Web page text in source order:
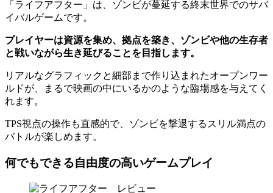
「ライフアフター」は、ゾンビが蔓延する終末世界でのサバ
イバルゲームです。
プレイヤーは資源を集め、拠点を築き、ゾンビや他の生存者
と戦いながら生き延びることを目指します。
リアルなグラフィックと細部まで作り込まれたオープンワー
ルドが、まるで映画の中にいるかのような臨場感を与えてく
れます。
TPS視点の操作も直感的で、ゾンビを撃退するスリル満点の
バトルが楽しめます。
何でもできる自由度の高いゲームプレイ